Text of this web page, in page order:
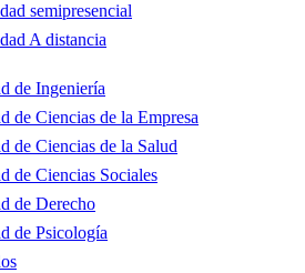
semipresencial
A distancia
de Ingeniería
de Ciencias de la Empresa
de Ciencias de la Salud
de Ciencias Sociales
de Derecho
de Psicología